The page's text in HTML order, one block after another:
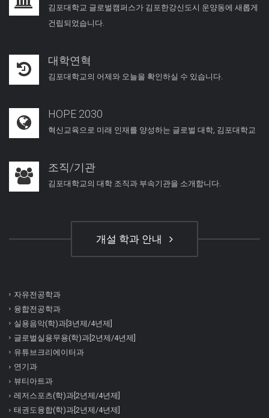
김포대학교 글로벌캠퍼스가 김포한강신도시 운양동에 새롭게
건립되었습니다.
대학연혁
김포대학교의 어제와 오늘을 확인하실 수 있습니다.
HOPE 2030
혁신교육으로 미래 인재를 양성하는 글로벌 대학, 김포대학교
조직/기관
김포대학교의 대학 조직과 부속기관을 소개합니다.
개설 학과 안내
자유전공학과
융합전공학과
실용음악(학)과[3년제/4년제]
글로벌실용무용(학)과[2년제/4년제]
유튜브크리에이터과
연기과
뷰티아트과
레저스포츠(학)과[2년제/4년제]
태권도융합(학)과[2년제/4년제]